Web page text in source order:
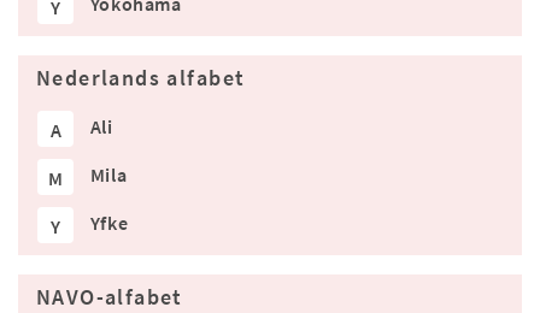
Y
Nederlands alfabet
A Ali
M Mila
Y Yfke
NAVO-alfabet